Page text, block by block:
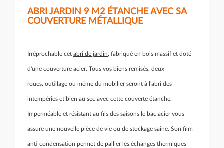
ABRI JARDIN 9 M2 ÉTANCHE AVEC SA
COUVERTURE MÉTALLIQUE
Irréprochable cet abri de jardin, fabriqué en bois massif et doté
d'une couverture acier. Tous vos biens remisés, deux
roues, outillage ou même du mobilier seront à l'abri des
intempéries et bien au sec avec cette couverte étanche.
Imperméable et résistant au fils des saisons le bac acier vous
assure une nouvelle pièce de vie ou de stockage saine. Son film
anti-condensation permet de pallier les échanges thermiques